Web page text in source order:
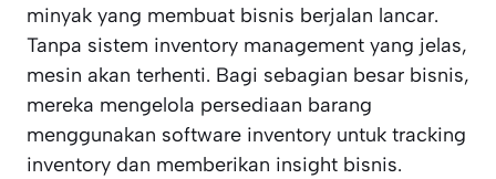
minyak yang membuat bisnis berjalan lancar.
Tanpa sistem inventory management yang jelas,
mesin akan terhenti. Bagi sebagian besar bisnis,
mereka mengelola persediaan barang
menggunakan software inventory untuk tracking
inventory dan memberikan insight bisnis.